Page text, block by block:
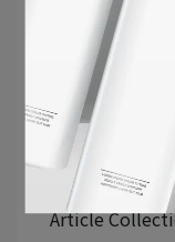
博堯團隊將繼
Article